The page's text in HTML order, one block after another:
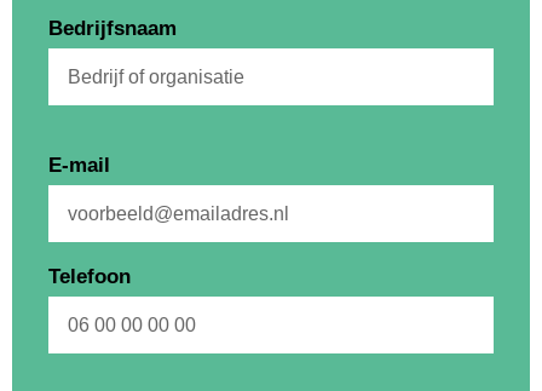
Bedrijfsnaam
E-mail
Telefoon